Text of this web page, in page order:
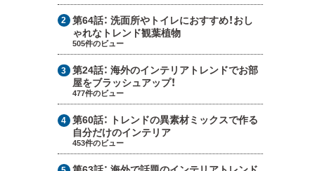
第64話：洗面所やトイレにおすすめ！おし
ゃれなトレンド観葉植物
505件のビュー
第24話：海外のインテリアトレンドでお部
屋をブラッシュアップ！
477件のビュー
第60話： トレンドの異素材ミックスで作る
自分だけのインテリア
453件のビュー